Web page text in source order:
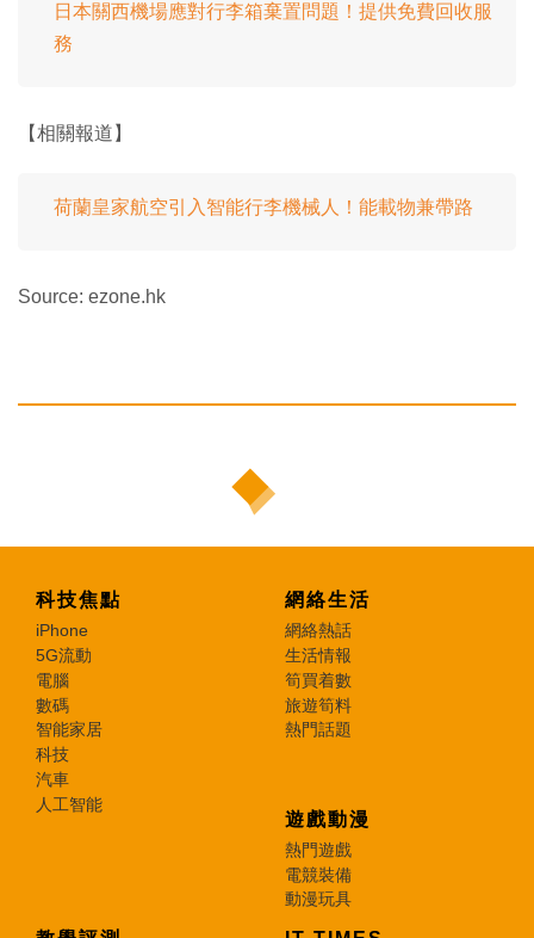
日本關西機場應對行李箱棄置問題！提供免費回收服
務
【相關報道】
荷蘭皇家航空引入智能行李機械人！能載物兼帶路
Source: ezone.hk
科技焦點
iPhone
5G流動
電腦
數碼
智能家居
科技
汽車
人工智能
網絡生活
網絡熱話
生活情報
筍買着數
旅遊筍料
熱門話題
遊戲動漫
熱門遊戲
電競裝備
動漫玩具